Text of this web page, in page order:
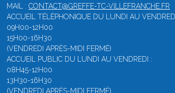
MAIL : CONTACT@GREFFE-TC-VILLEFRANCHE.FR
ACCUEIL TÉLÉPHONIQUE DU LUNDI AU
09H00-12H00
15H00-16H30
(VENDREDI APRÈS-MIDI FERMÉ)
ACCUEIL PUBLIC DU LUNDI AU VENDREDI :
08H45-12H00
13H30-16H30
(VENDREDI APRÈS-MIDI FERMÉ)